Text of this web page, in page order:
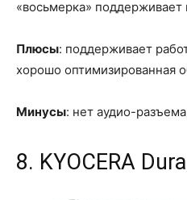
«восьмерка» поддерживает
Плюсы: поддерживает
хорошо оптимизированная
Минусы: нет аудио-
8. KYOCERA